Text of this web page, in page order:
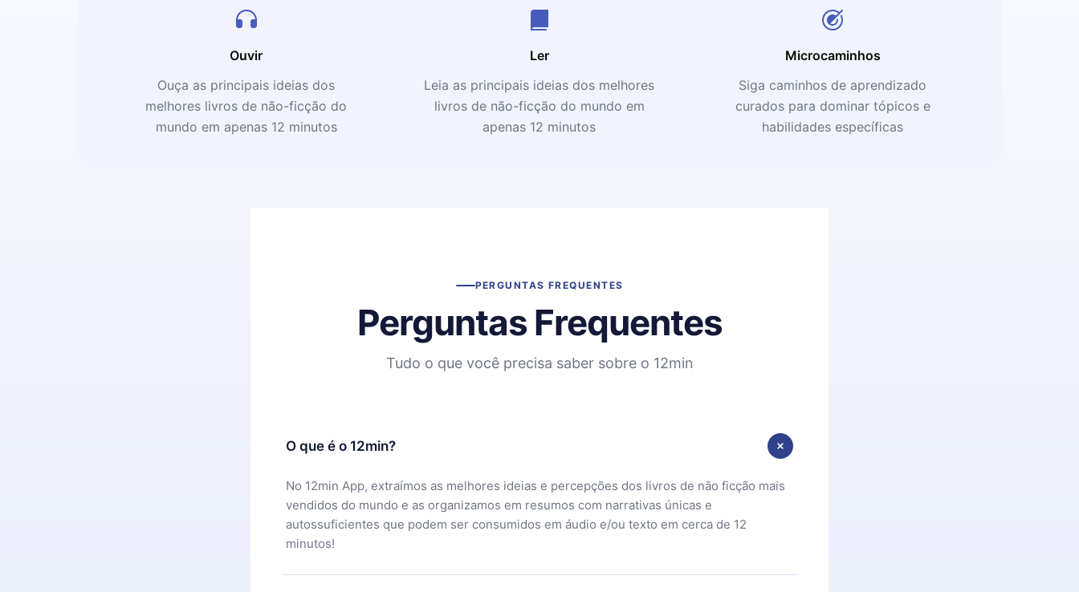
Ouvir
Ouça as principais ideias dos
melhores livros de não-ficção do
mundo em apenas 12 minutos
Ler
Leia as principais ideias dos melhores
livros de não-ficção do mundo em
apenas 12 minutos
Microcaminhos
Siga caminhos de aprendizado
curados para dominar tópicos e
habilidades específicas
PERGUNTAS FREQUENTES
Perguntas Frequentes
Tudo o que você precisa saber sobre o 12min
O que é o 12min?
No 12min App, extraímos as melhores ideias e percepções dos livros de não ficção mais
vendidos do mundo e as organizamos em resumos com narrativas únicas e
autossuficientes que podem ser consumidos em áudio e/ou texto em cerca de 12
minutos!